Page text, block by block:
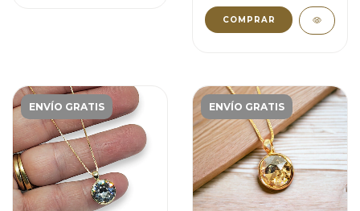
COMPRAR
ENVÍO GRATIS ENVÍO GRATIS